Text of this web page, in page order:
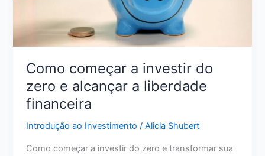
Caos
Como começar a investir do
zero e alcançar a liberdade
financeira
Introdução ao Investimento /Alicia Shubert
Como começar a investir do zero e transformar sua